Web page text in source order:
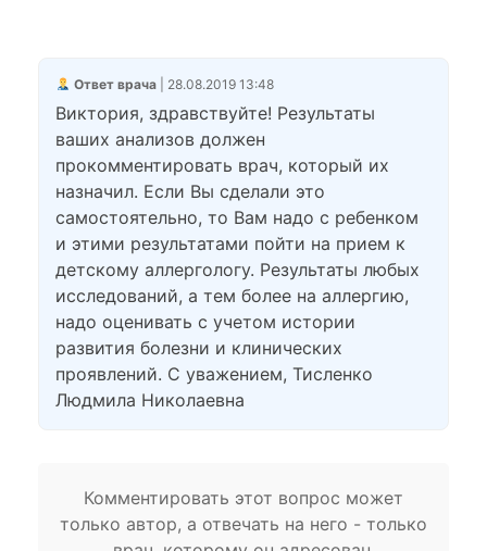
Ответ врача| 28.08.2019 13:48
Виктория, здравствуйте! Результаты
ваших анализов должен
прокомментировать врач, который их
назначил. Если Вы сделали это
самостоятельно, то Вам надо с ребенком
и этими результатами пойти на прием к
детскому аллергологу. Результаты любых
исследований, а тем более на аллергию,
надо оценивать с учетом истории
развития болезни и клинических
проявлений. С уважением, Тисленко
Людмила Николаевна
Комментировать этот вопрос может
только автор, а отвечать на него - только